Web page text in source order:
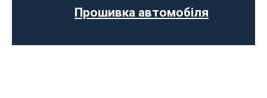
Прошивка автомобіля
Комп’ютерна діагностика авто